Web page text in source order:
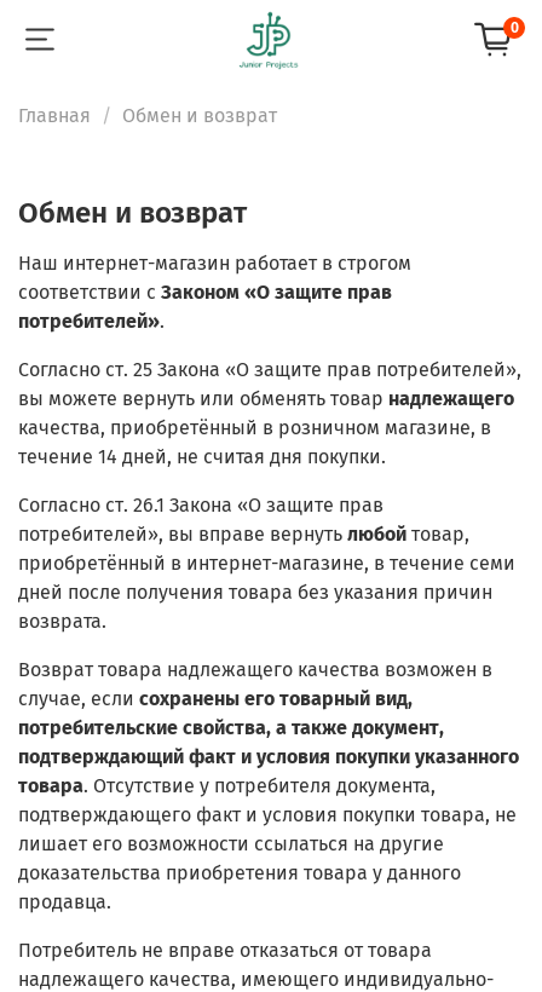
0
Главная Обмен и возврат
Обмен и возврат
Наш интернет-магазин работает в строгом
соответствии с Законом «О защите прав
потребителей».
Согласно ст. 25 Закона «О защите прав потребителей»,
вы можете вернуть или обменять товар надлежащего
качества, приобретённый в розничном магазине, в
течение 14 дней, не считая дня покупки.
Согласно ст. 26.1 Закона «О защите прав
потребителей», вы вправе вернуть любой товар,
приобретённый в интернет-магазине, в течение семи
дней после получения товара без указания причин
возврата.
Возврат товара надлежащего качества возможен в
случае, если сохранены его товарный вид,
потребительские свойства, а также документ,
подтверждающий факт и условия покупки указанного
товара. Отсутствие у потребителя документа,
подтверждающего факт и условия покупки товара, не
лишает его возможности ссылаться на другие
доказательства приобретения товара у данного
продавца.
Потребитель не вправе отказаться от товара
надлежащего качества, имеющего индивидуально-